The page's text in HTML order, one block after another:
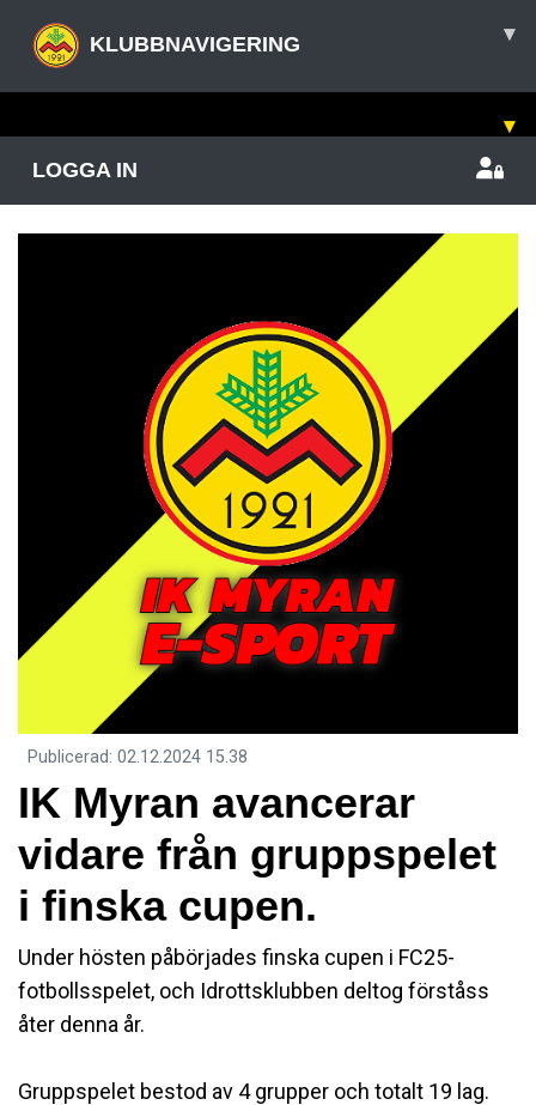
KLUBBNAVIGERING ▾
▾
LOGGA IN
Publicerad: 02.12.2024 15.38
IK Myran avancerar
vidare från gruppspelet
i finska cupen.
Under hösten påbörjades finska cupen i FC25-
fotbollsspelet, och Idrottsklubben deltog förståss
åter denna år.
Gruppspelet bestod av 4 grupper och totalt 19 lag.